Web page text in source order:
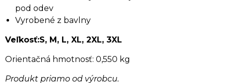
pod odev
Vyrobené z bavlny
Veľkosť:S, M, L, XL, 2XL, 3XL
Orientačná hmotnosť: 0,550 kg
Produkt priamo od výrobcu.